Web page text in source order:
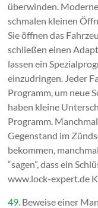
überwinden.
schmalen kleinen
Sie öffnen das
schließen einen
lassen ein
einzudringen. Jeder
Programm, um neue
haben kleine
Programm.
Gegenstand im
bekommen,
“sagen”, dass ein
www.lock-expert.de
49. Beweise einer